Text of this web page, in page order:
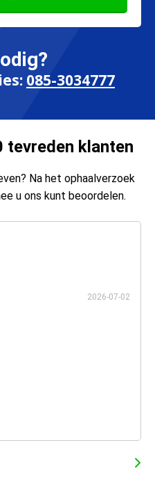
085-3034777
tevreden klanten
Na het ophaalverzoek
u ons kunt beoordelen.
2026-07-02